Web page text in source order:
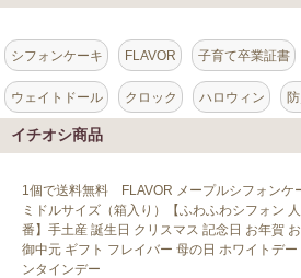
シフォンケーキ FLAVOR 子育て卒業証書
ウェイトドール クロック ハロウィン
イチオシ商品
1個で送料無料 FLAVOR メープルシフォンケ
ミドルサイズ（箱入り）【ふわふわシフォン
番】手土産 誕生日 クリスマス 記念日 お年賀
御中元 ギフト フレイバー 母の日 ホワイトデー
ンタインデー